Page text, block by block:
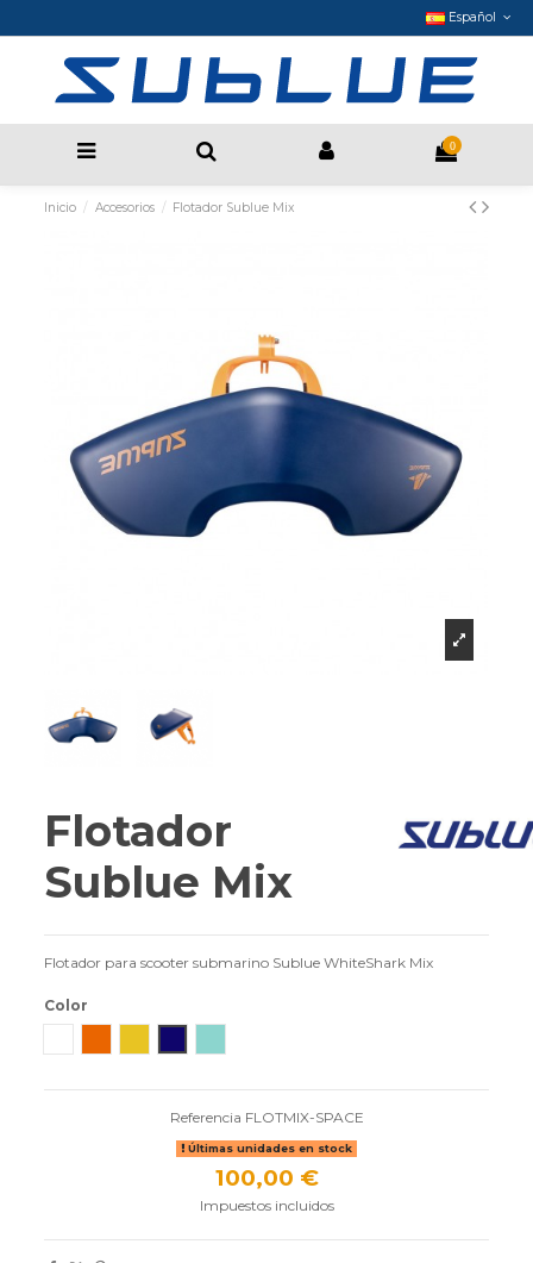
Español
0
Inicio Accesorios Flotador Sublue Mix
Flotador
Sublue Mix
Flotador para scooter submarino Sublue WhiteShark Mix
Color
Referencia FLOTMIX-SPACE
Últimas unidades en stock
100,00 €
Impuestos incluidos